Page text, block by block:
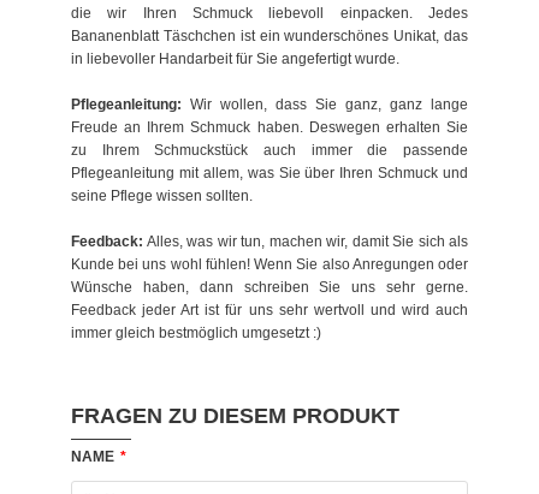
FRAGEN ZU DIESEM PRODUKT
NAME *
die wir Ihren Schmuck liebevoll einpacken. Jedes
Bananenblatt Täschchen ist ein wunderschönes Unikat, das
in liebevoller Handarbeit für Sie angefertigt wurde.
Pflegeanleitung: Wir wollen, dass Sie ganz, ganz lange
Freude an Ihrem Schmuck haben. Deswegen erhalten Sie
zu Ihrem Schmuckstück auch immer die passende
Pflegeanleitung mit allem, was Sie über Ihren Schmuck und
seine Pflege wissen sollten.
Feedback: Alles, was wir tun, machen wir, damit Sie sich als
Kunde bei uns wohl fühlen! Wenn Sie also Anregungen oder
Wünsche haben, dann schreiben Sie uns sehr gerne.
Feedback jeder Art ist für uns sehr wertvoll und wird auch
immer gleich bestmöglich umgesetzt :)